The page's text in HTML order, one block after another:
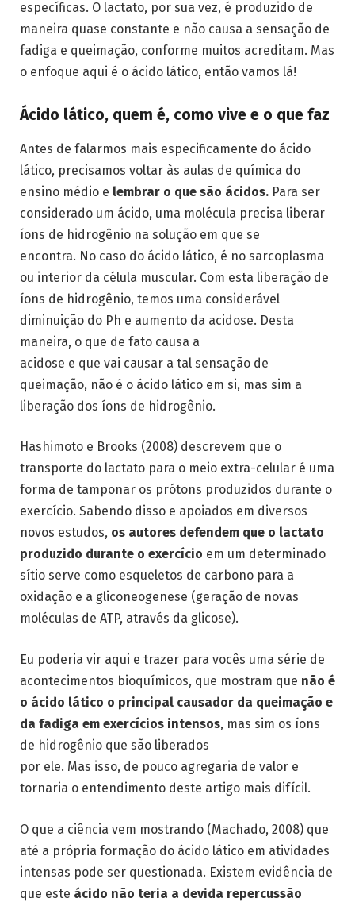
específicas. O lactato, por sua vez, é produzido de
maneira quase constante e não causa a sensação de
fadiga e queimação, conforme muitos acreditam. Mas
o enfoque aqui é o ácido lático, então vamos lá!
Ácido lático, quem é, como vive e o que faz
Antes de falarmos mais especificamente do ácido
lático, precisamos voltar às aulas de química do
ensino médio e lembrar o que são ácidos. Para ser
considerado um ácido, uma molécula precisa liberar
íons de hidrogênio na solução em que se
encontra. No caso do ácido lático, é no sarcoplasma
ou interior da célula muscular. Com esta liberação de
íons de hidrogênio, temos uma considerável
diminuição do Ph e aumento da acidose. Desta
maneira, o que de fato causa a
acidose e que vai causar a tal sensação de
queimação, não é o ácido lático em si, mas sim a
liberação dos íons de hidrogênio.
Hashimoto e Brooks (2008) descrevem que o
transporte do lactato para o meio extra-celular é uma
forma de tamponar os prótons produzidos durante o
exercício. Sabendo disso e apoiados em diversos
novos estudos, os autores defendem que o lactato
produzido durante o exercício em um determinado
sítio serve como esqueletos de carbono para a
oxidação e a gliconeogenese (geração de novas
moléculas de ATP, através da glicose).
Eu poderia vir aqui e trazer para vocês uma série de
acontecimentos bioquímicos, que mostram que não é
o ácido lático o principal causador da queimação e
da fadiga em exercícios intensos, mas sim os íons
de hidrogênio que são liberados
por ele. Mas isso, de pouco agregaria de valor e
tornaria o entendimento deste artigo mais difícil.
O que a ciência vem mostrando (Machado, 2008) que
até a própria formação do ácido lático em atividades
intensas pode ser questionada. Existem evidência de
que este ácido não teria a devida repercussão